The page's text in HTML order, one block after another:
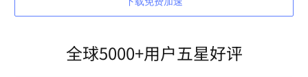
全球5000+用户五星好评